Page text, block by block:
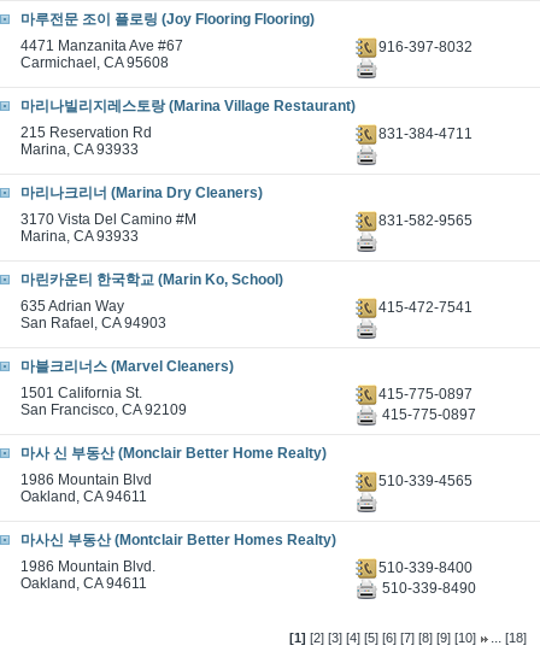
마루전문 조이 플로링 (Joy Flooring Flooring)
4471 Manzanita Ave #67
Carmichael, CA 95608
916-397-8032
마리나빌리지레스토랑 (Marina Village Restaurant)
215 Reservation Rd
Marina, CA 93933
831-384-4711
마리나크리너 (Marina Dry Cleaners)
3170 Vista Del Camino #M
Marina, CA 93933
831-582-9565
마린카운티 한국학교 (Marin Ko, School)
635 Adrian Way
San Rafael, CA 94903
415-472-7541
마블크리너스 (Marvel Cleaners)
1501 California St.
San Francisco, CA 92109
415-775-0897
415-775-0897
마사 신 부동산 (Monclair Better Home Realty)
1986 Mountain Blvd
Oakland, CA 94611
510-339-4565
마사신 부동산 (Montclair Better Homes Realty)
1986 Mountain Blvd.
Oakland, CA 94611
510-339-8400
510-339-8490
[1] [2] [3] [4] [5] [6] [7] [8] [9] [10] ...[18]